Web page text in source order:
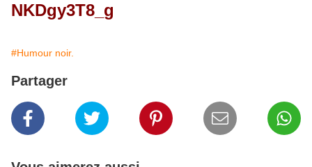
NKDgy3T8_g
#Humour noir.
Partager